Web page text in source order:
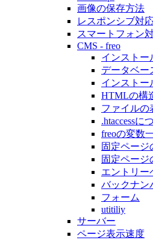
画像の保存方法
レスポンシブ対
スマートフォン
CMS - freo
インストー
データベー
インストー
HTMLの構
ファイルの
.htaccessに
freoの変数
固定ページ
固定ページ
エントリー
バックナン
フォーム
utitiliy
サーバー
ページ表示速度